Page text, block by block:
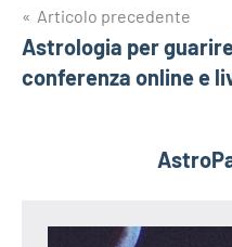
astroparade
pavesi
Navigazione
articoli
Articolo precedente
Astrologia per
conferenza online e